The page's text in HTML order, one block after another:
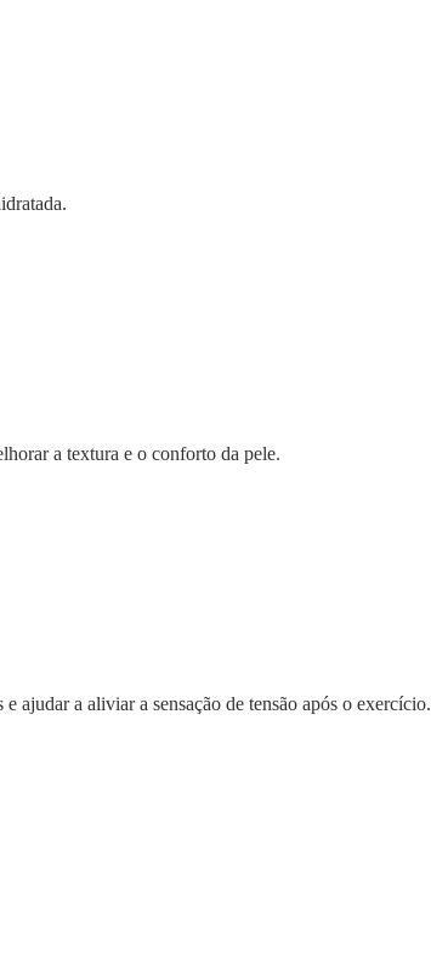
a textura e o conforto da pele.
ajudar a aliviar a sensação de tensão após o exercício.